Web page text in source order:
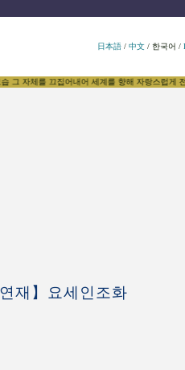
日本語/ 中文/ 한국어 /
집어내어 세계를 향해 자랑스럽게 전함으로
연재】요세인조화